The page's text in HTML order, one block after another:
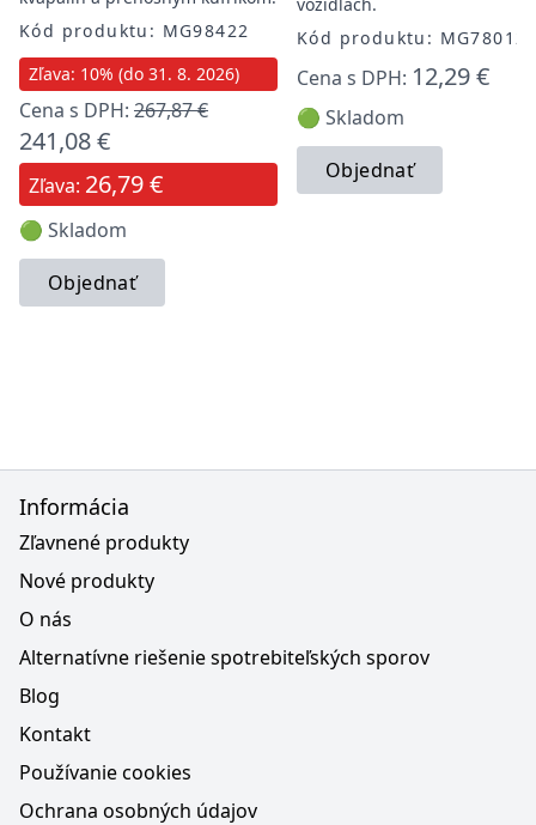
Kód produktu: MG98422
Zľava: 10% (do 31. 8. 2026)
Cena s DPH: 267,87 €
241,08 €
Zľava: 26,79 €
🟢 Skladom
Objednať
Kód produktu: MG78012
Cena s DPH: 12,29 €
🟢 Skladom
Objednať
Informácia
Zľavnené produkty
Nové produkty
O nás
Alternatívne riešenie spotrebiteľských sporov
Blog
Kontakt
Používanie cookies
Ochrana osobných údajov